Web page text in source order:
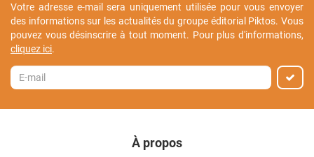
Votre adresse e-mail sera uniquement utilisée pour vous envoyer
des informations sur les actualités du groupe éditorial Piktos. Vous
pouvez vous désinscrire à tout moment. Pour plus d'informations,
cliquez ici.
À propos